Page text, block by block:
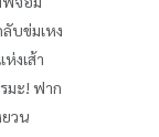
บข่มเหง
งเส้า
มะ! ฟาก
ยวน